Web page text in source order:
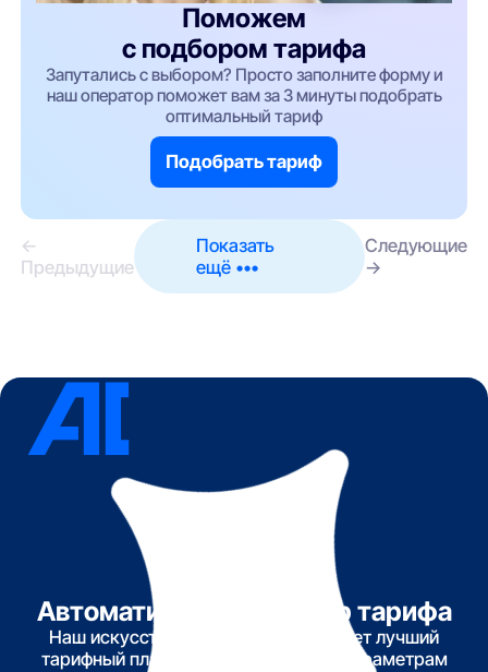
Поможем
с подбором тарифа
Запутались с выбором? Просто заполните форму и
наш оператор поможет вам за 3 минуты подобрать
оптимальный тариф
Подобрать тариф
←
Предыдущие
Показать
ещё •••
Следующие
→
Автоматический подбор тарифа
Наш искусственный интеллект найдет лучший
тарифный план по указанным вами параметрам